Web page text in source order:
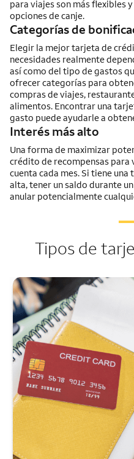
para viajes son más flexibles
opciones de canje.
Categorías de
Elegir la mejor tarjeta de
necesidades realmente
así como del tipo de gastos
ofrecer categorías para
compras de viajes,
alimentos. Encontrar una
gasto puede ayudarle a
Interés más alto
Una forma de maximizar
crédito de recompensas para
cuenta cada mes. Si tiene
alta, tener un saldo durante
anular potencialmente
Tipos de